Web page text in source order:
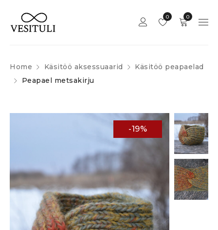
0
0
Home Käsitöö aksessuaarid
Käsitöö peapaelad
Peapael metsakirju
-19%